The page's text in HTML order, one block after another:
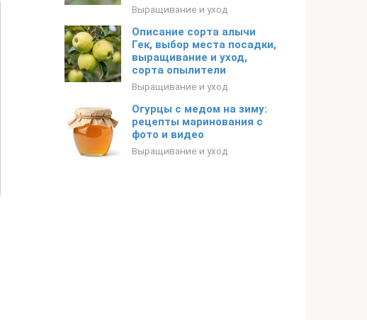
Выращивание и уход
Описание сорта алычи
Гек, выбор места посадки,
выращивание и уход,
сорта опылители
Выращивание и уход
Огурцы с медом на зиму:
рецепты маринования с
фото и видео
Выращивание и уход